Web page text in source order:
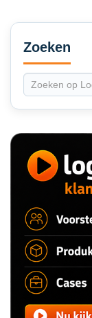
Secondary
Sidebar
Zoeken